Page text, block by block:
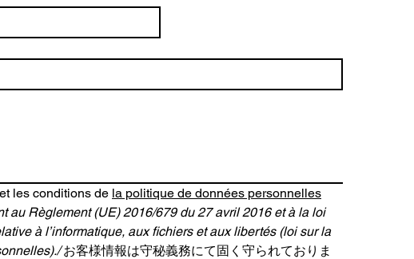
ド」に強く依存してきました。 しかし現在は、 「意味」
les conditions de la politique de données personnelles
au Règlement (UE) 2016/679 du 27 avril 2016 et à la loi
à l’informatique, aux fichiers et aux libertés (loi sur la
お客様情報は守秘義務にて固く守られておりま